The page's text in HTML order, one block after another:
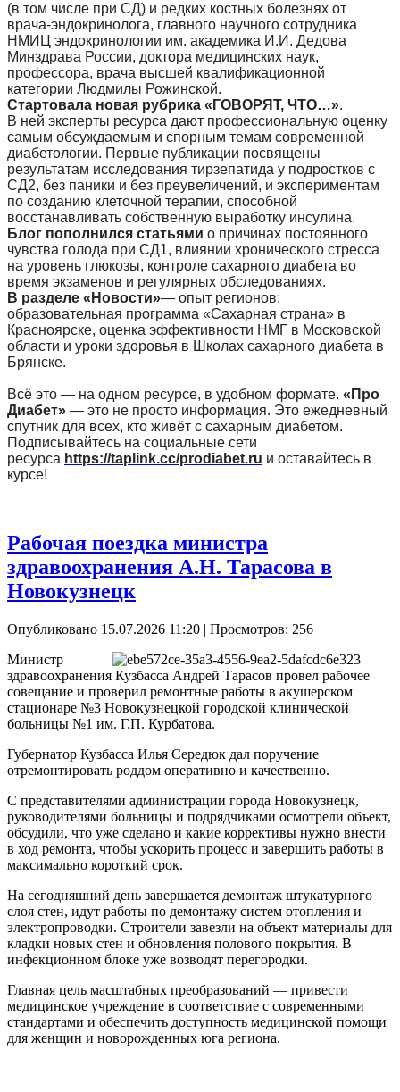
(в том числе при СД) и редких костных болезнях от
врача-эндокринолога, главного научного сотрудника
НМИЦ эндокринологии им. академика И.И. Дедова
Минздрава России, доктора медицинских наук,
профессора, врача высшей квалификационной
категории Людмилы Рожинской.
Стартовала новая рубрика «ГОВОРЯТ, ЧТО…».
В ней эксперты ресурса дают профессиональную оценку
самым обсуждаемым и спорным темам современной
диабетологии. Первые публикации посвящены
результатам исследования тирзепатида у подростков с
СД2, без паники и без преувеличений, и экспериментам
по созданию клеточной терапии, способной
восстанавливать собственную выработку инсулина.
Блог пополнился статьями о причинах постоянного
чувства голода при СД1, влиянии хронического стресса
на уровень глюкозы, контроле сахарного диабета во
время экзаменов и регулярных обследованиях.
В разделе «Новости»— опыт регионов:
образовательная программа «Сахарная страна» в
Красноярске, оценка эффективности НМГ в Московской
области и уроки здоровья в Школах сахарного диабета в
Брянске.
Всё это — на одном ресурсе, в удобном формате. «Про
Диабет» — это не просто информация. Это ежедневный
спутник для всех, кто живёт с сахарным диабетом.
Подписывайтесь на социальные сети
ресурса https://taplink.cc/prodiabet.ru и оставайтесь в
курсе!
Рабочая поездка министра
здравоохранения А.Н. Тарасова в
Новокузнецк
Опубликовано 15.07.2026 11:20 | Просмотров: 256
Министр
здравоохранения Кузбасса Андрей Тарасов провел рабочее
совещание и проверил ремонтные работы в акушерском
стационаре №3 Новокузнецкой городской клинической
больницы №1 им. Г.П. Курбатова.
Губернатор Кузбасса Илья Середюк дал поручение
отремонтировать роддом оперативно и качественно.
С представителями администрации города Новокузнецк,
руководителями больницы и подрядчиками осмотрели объект,
обсудили, что уже сделано и какие коррективы нужно внести
в ход ремонта, чтобы ускорить процесс и завершить работы в
максимально короткий срок.
На сегодняшний день завершается демонтаж штукатурного
слоя стен, идут работы по демонтажу систем отопления и
электропроводки. Строители завезли на объект материалы для
кладки новых стен и обновления полового покрытия. В
инфекционном блоке уже возводят перегородки.
Главная цель масштабных преобразований — привести
медицинское учреждение в соответствие с современными
стандартами и обеспечить доступность медицинской помощи
для женщин и новорожденных юга региона.